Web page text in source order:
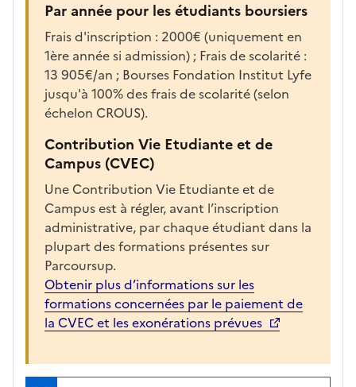
f
c
h
e
r
a
c
h
e
d
l
a
f
r
Par année pour les étudiants boursiers
Frais d'inscription : 2000€ (uniquement en
1ère année si admission) ; Frais de scolarité :
13 905€/an ; Bourses Fondation Institut Lyfe
jusqu'à 100% des frais de scolarité (selon
échelon CROUS).
Contribution Vie Etudiante et de
Campus (CVEC)
Une Contribution Vie Etudiante et de
Campus est à régler, avant l’inscription
administrative, par chaque étudiant dans la
plupart des formations présentes sur
Parcoursup.
Obtenir plus d’informations sur les
formations concernées par le paiement de
la CVEC et les exonérations prévues